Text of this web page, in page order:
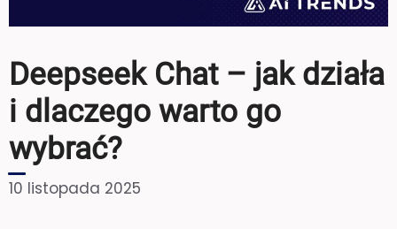
Deepseek Chat – jak działa
i dlaczego warto go
wybrać?
10 listopada 2025